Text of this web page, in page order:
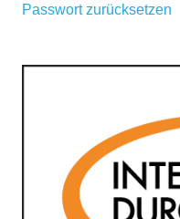
Passwort zurücksetzen